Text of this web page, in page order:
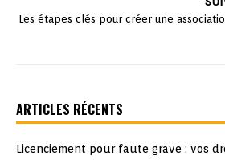
Les étapes clés pour créer une
ARTICLES RÉCENTS
Licenciement pour faute grave : vos